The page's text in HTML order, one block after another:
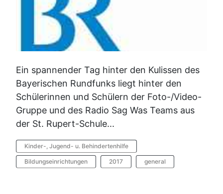
Ein spannender Tag hinter den Kulissen des
Bayerischen Rundfunks liegt hinter den
Schülerinnen und Schülern der Foto-/Video-
Gruppe und des Radio Sag Was Teams aus
der St. Rupert-Schule...
Kinder-, Jugend- u. Behindertenhilfe
Bildungseinrichtungen 2017 general